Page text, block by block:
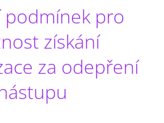
podmínek pro
získání
za odepření